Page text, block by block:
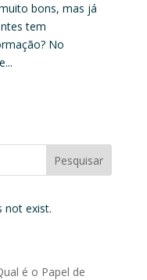
bons, mas já
tem
No
not exist.
é o Papel de